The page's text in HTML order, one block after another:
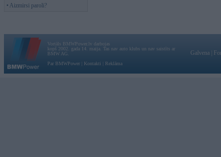
• Aizmirsi paroli?
Vortāls BMWPower.lv darbojas
kopš 2002. gada 14. maija. Tas nav auto klubs un nav saistīts ar
BMW AG.
Par BMWPower
Kontakti Reklāma
Galvena